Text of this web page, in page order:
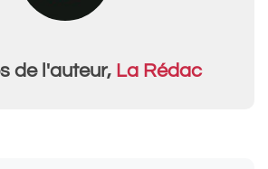
de l'auteur, La Rédac